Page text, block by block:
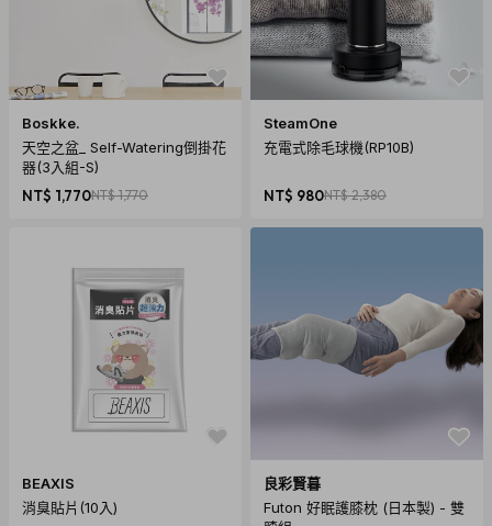
內容物：車座x1、貼片x2
使用說明
JustClick 碳纖維磁吸型車座安裝方式 只須將車座夾於空調出
風口扇片並將金屬貼片固定於手持裝置上，便能將兩者輕鬆吸
附在一起。
方式一：撕開離型膜並直接黏貼在裝置的背面後即可使用。
方式二：將金屬貼片固定於手機與保護殼之間。
方式三：將金屬貼片直接黏貼於保護殼的外側。
Boskke.
天空之盆_ Self-Watering倒掛花
器(3入組-S)
NT$ 1,770NT$ 1,770
SteamOne
充電式除毛球機(RP10B)
NT$ 980NT$ 2,380
BEAXIS
消臭貼片(10入)
良彩賢暮
Futon 好眠護膝枕 (日本製) - 雙